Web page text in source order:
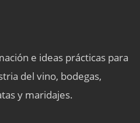
e ideas prácticas para
del vino, bodegas,
y maridajes.